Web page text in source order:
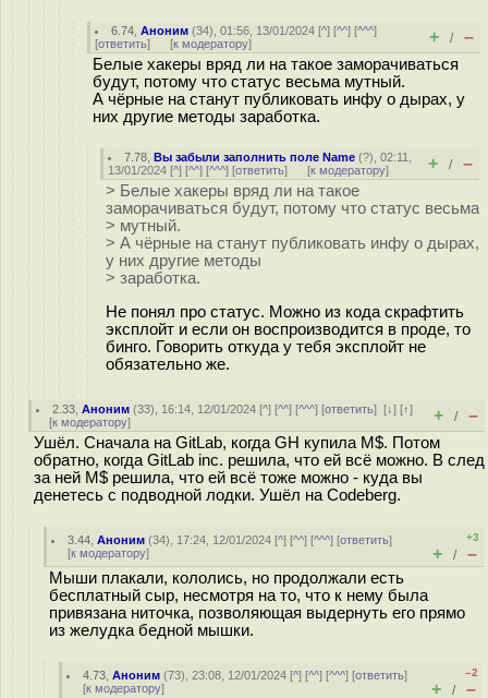
6.74 ,Аноним (34), 01:56, 13/01/2024 [^] [^^] [^^^]
[ответить] [к модератору] + / –
Белые хакеры вряд ли на такое заморачиваться
будут, потому что статус весьма мутный.
А чёрные на станут публиковать инфу о дырах, у
них другие методы заработка.
7.78 ,Вы забыли заполнить поле Name (?), 02:11,
13/01/2024 [^] [^^] [^^^] [ответить] [к модератору] + / –
> Белые хакеры вряд ли на такое
заморачиваться будут, потому что статус весьма
> мутный.
> А чёрные на станут публиковать инфу о дырах,
у них другие методы
> заработка.
Не понял про статус. Можно из кода скрафтить
эксплойт и если он воспроизводится в проде, то
бинго. Говорить откуда у тебя эксплойт не
обязательно же.
2.33 ,Аноним (33), 16:14, 12/01/2024 [^] [^^] [^^^] [ответить][↓] [↑]
[к модератору] + / –
Ушёл. Сначала на GitLab, когда GH купила M$. Потом
обратно, когда GitLab inc. решила, что ей всё можно. В след
за ней M$ решила, что ей всё тоже можно - куда вы
денетесь с подводной лодки. Ушёл на Codeberg.
3.44 ,Аноним (34), 17:24, 12/01/2024 [^] [^^] [^^^] [ответить]
[к модератору]
+3
+ / –
Мыши плакали, кололись, но продолжали есть
бесплатный сыр, несмотря на то, что к нему была
привязана ниточка, позволяющая выдернуть его прямо
из желудка бедной мышки.
4.73 ,Аноним (73), 23:08, 12/01/2024 [^] [^^] [^^^] [ответить]
[к модератору]
–2
+ / –